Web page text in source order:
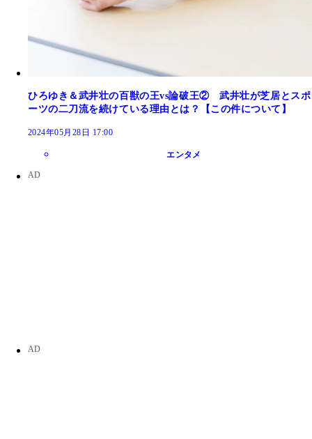
ひろゆき＆武井壮の百獣の王vs論破王② 武井壮が芝居とスポ
ーツの二刀流を続けている理由とは？【この件について】
2024年05月28日 17:00
エンタメ